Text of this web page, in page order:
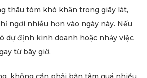
thâu tóm khó khăn trong giây lát,
ngơi nhiều hơn vào ngày này. Nếu
dự định kinh doanh hoặc nhảy việc
từ bây giờ.